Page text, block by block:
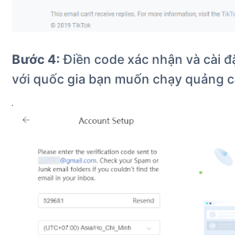
Bước 4: Điền code xác nhận và cài
với quốc gia bạn muốn chạy quảng